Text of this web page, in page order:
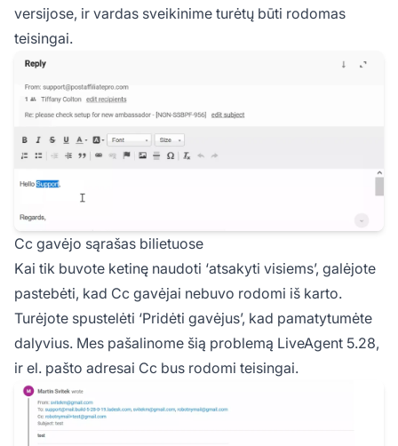
versijose, ir vardas sveikinime turėtų būti rodomas
teisingai.
Cc gavėjo sąrašas bilietuose
Kai tik buvote ketinę naudoti ‘atsakyti visiems’, galėjote
pastebėti, kad Cc gavėjai nebuvo rodomi iš karto.
Turėjote spustelėti ‘Pridėti gavėjus’, kad pamatytumėte
dalyvius. Mes pašalinome šią problemą LiveAgent 5.28,
ir el. pašto adresai Cc bus rodomi teisingai.